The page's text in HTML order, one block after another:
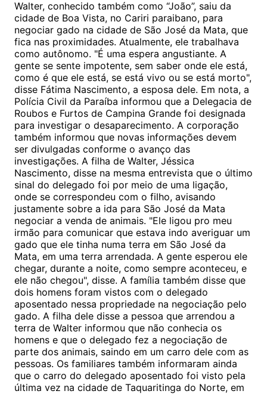
Walter, conhecido também como “João”, saiu da
cidade de Boa Vista, no Cariri paraibano, para
negociar gado na cidade de São José da Mata, que
fica nas proximidades. Atualmente, ele trabalhava
como autônomo. "É uma espera angustiante. A
gente se sente impotente, sem saber onde ele está,
como é que ele está, se está vivo ou se está morto",
disse Fátima Nascimento, a esposa dele. Em nota, a
Polícia Civil da Paraíba informou que a Delegacia de
Roubos e Furtos de Campina Grande foi designada
para investigar o desaparecimento. A corporação
também informou que novas informações devem
ser divulgadas conforme o avanço das
investigações. A filha de Walter, Jéssica
Nascimento, disse na mesma entrevista que o último
sinal do delegado foi por meio de uma ligação,
onde se correspondeu com o filho, avisando
justamente sobre a ida para São José da Mata
negociar a venda de animais. "Ele ligou pro meu
irmão para comunicar que estava indo averiguar um
gado que ele tinha numa terra em São José da
Mata, em uma terra arrendada. A gente esperou ele
chegar, durante a noite, como sempre aconteceu, e
ele não chegou", disse. A família também disse que
dois homens foram vistos com o delegado
aposentado nessa propriedade na negociação pelo
gado. A filha dele disse a pessoa que arrendou a
terra de Walter informou que não conhecia os
homens e que o delegado fez a negociação de
parte dos animais, saindo em um carro dele com as
pessoas. Os familiares também informaram ainda
que o carro do delegado aposentado foi visto pela
última vez na cidade de Taquaritinga do Norte, em